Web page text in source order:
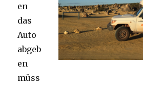
en
das
Auto
abgeb
en
müss